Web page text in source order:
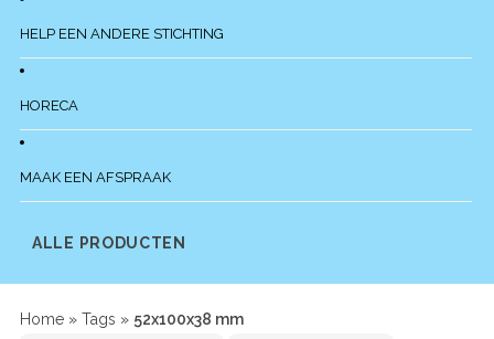
HELP EEN ANDERE STICHTING
HORECA
MAAK EEN AFSPRAAK
ALLE PRODUCTEN
Home » Tags » 52x100x38 mm